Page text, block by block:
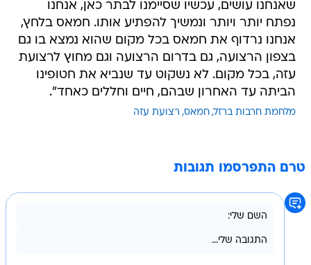
שאנחנו עושים, עכשיו שסיימנו לבתר כאן, אנחנו
נפתח יותר ויותר ונמשיך להפתיע אותו. חמאס בלחץ,
אנחנו נרדוף את חמאס בכל מקום שהוא נמצא בו גם
בצפון הרצועה, גם בדרום הרצועה וגם מחוץ לרצועת
עזה, בכל מקום. לא נשקוט עד שנביא את חטופינו
הביתה עד האחרון שבהם, חיים וחללים כאחד".
מלחמת חרבות ברזל חמאס רצועת עזה
טרם התפרסמו תגובות